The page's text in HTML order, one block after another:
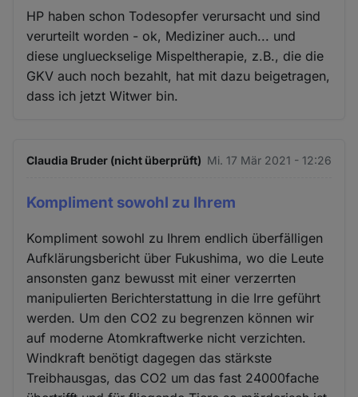
HP haben schon Todesopfer verursacht und sind
verurteilt worden - ok, Mediziner auch... und
diese unglueckselige Mispeltherapie, z.B., die die
GKV auch noch bezahlt, hat mit dazu beigetragen,
dass ich jetzt Witwer bin.
Claudia Bruder (nicht überprüft) Mi. 17 Mär 2021 - 12:26
Kompliment sowohl zu Ihrem
Kompliment sowohl zu Ihrem endlich überfälligen
Aufklärungsbericht über Fukushima, wo die Leute
ansonsten ganz bewusst mit einer verzerrten
manipulierten Berichterstattung in die Irre geführt
werden. Um den CO2 zu begrenzen können wir
auf moderne Atomkraftwerke nicht verzichten.
Windkraft benötigt dagegen das stärkste
Treibhausgas, das CO2 um das fast 24000fache